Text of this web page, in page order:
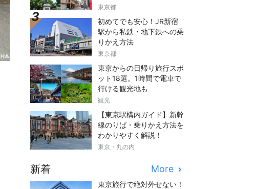
東京都
初めてでも安心！JR新宿
駅から私鉄・地下鉄への乗
りかえ方法
東京都
東京からの日帰り旅行スポ
ット18選。1時間で電車で
行ける観光地も
観光
【東京駅構内ガイド】新幹
線のりば・乗りかえ方法を
わかりやすく解説！
東京・丸の内
新着 More
東京旅行で絶対外せない！